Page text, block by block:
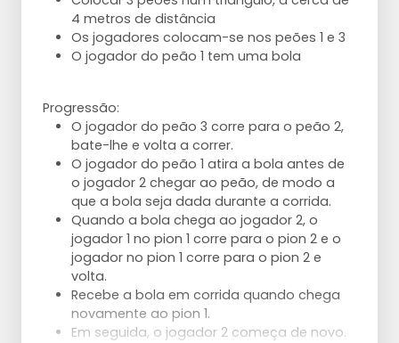
4 metros de distância
Os jogadores colocam-se nos peões 1 e 3
O jogador do peão 1 tem uma bola
Progressão:
O jogador do peão 3 corre para o peão 2,
bate-lhe e volta a correr.
O jogador do peão 1 atira a bola antes de
o jogador 2 chegar ao peão, de modo a
que a bola seja dada durante a corrida.
Quando a bola chega ao jogador 2, o
jogador 1 no pion 1 corre para o pion 2 e o
jogador no pion 1 corre para o pion 2 e
volta.
Recebe a bola em corrida quando chega
novamente ao pion 1.
Em seguida, o jogador 2 começa de novo.